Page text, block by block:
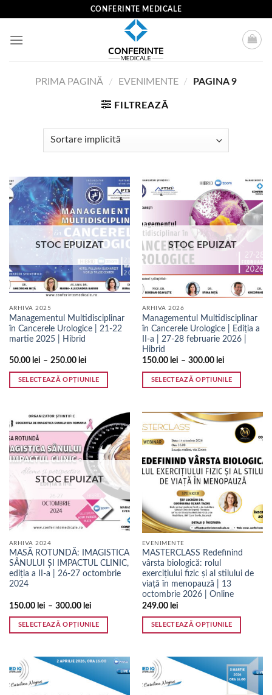
content
CONFERINTE MEDICALE
PRIMA PAGINĂ / EVENIMENTE / PAGINA 9
FILTREAZĂ
STOC EPUIZAT
ARHIVA 2025
Managementul Multidisciplinar
în Cancerele Urologice | 21-22
martie 2025 | Hibrid
50.00 lei – 250.00 lei
SELECTEAZĂ OPȚIUNILE
are
mai
multe
variații.
Opțiunile
alese
în
produsului.
STOC EPUIZAT
ARHIVA 2026
Managementul Multidisciplinar
în Cancerele Urologice | Ediția a
II-a | 27-28 februarie 2026 |
Hibrid
150.00 lei – 300.00 lei
SELECTEAZĂ OPȚIUNILE
mai
multe
variații.
Opțiunile
alese
în
pagina
produsului.
STOC EPUIZAT
ARHIVA 2024
MASĂ ROTUNDĂ: IMAGISTICA
SÂNULUI ȘI IMPACTUL CLINIC,
ediția a II-a | 26-27 octombrie
2024
150.00 lei – 300.00 lei
SELECTEAZĂ OPȚIUNILE
are
mai
multe
EVENIMENTE
MASTERCLASS Redefinind
vârsta biologică: rolul
exercițiului fizic și al stilului de
viață în menopauză | 13
octombrie 2026 | Online
249.00 lei
SELECTEAZĂ OPȚIUNILE
are
mai
multe